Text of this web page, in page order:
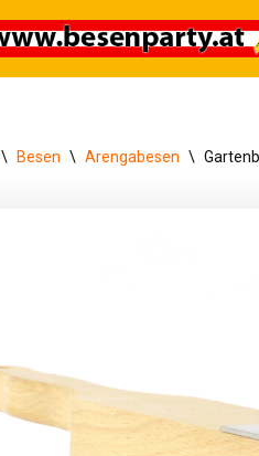
\ Besen \ Arengabesen \